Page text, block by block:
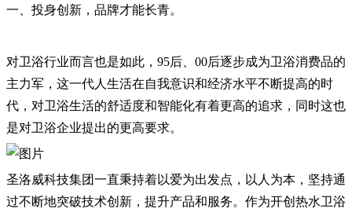
一、投身创新，品牌才能长青。
对卫浴行业而言也是如此，95后、00后逐步成为卫浴消费品的
主力军，这一代人生活在自我意识和经济水平不断提高的时
代，对卫浴生活的舒适度和智能化有着更高的追求，同时这也
是对卫浴企业提出的更高要求。
圣洛威科技集团一直秉持着以爱为出发点，以人为本，坚持通
过不断地突破技术创新，提升产品和服务。作为开创热水卫浴